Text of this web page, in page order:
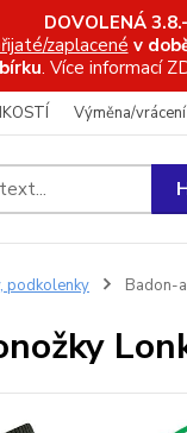
DOVOLENÁ
zaplacené v
. Více informací
Výměna/
podkolenky Badon-